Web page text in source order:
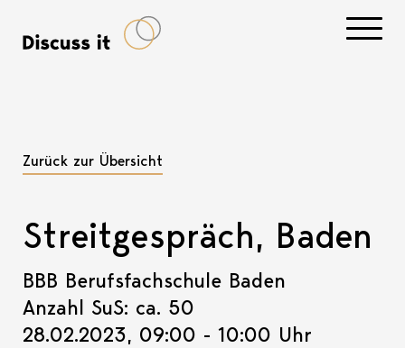
Zurück zur Übersicht
Streitgespräch, Baden
BBB Berufsfachschule Baden
Anzahl SuS: ca. 50
28.02.2023, 09:00 - 10:00 Uhr